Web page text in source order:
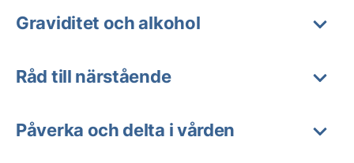
Graviditet och alkohol
Råd till närstående
Påverka och delta i vården